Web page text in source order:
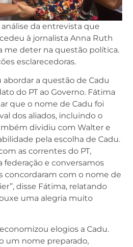
da entrevista que
à jornalista Anna Ruth
me deter na questão política.
esclarecedoras.
a questão de Cadu
do PT ao Governo. Fátima
que o nome de Cadu foi
dos aliados, incluindo o
dividiu com Walter e
pela escolha de Cadu.
as correntes do PT,
federação e conversamos
concordaram com o nome de
disse Fátima, relatando
uma alegria muito
elogios a Cadu.
um nome preparado,